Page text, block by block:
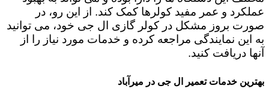
عملکرد و عمر مفید کولرها کمک کند. از این رو، در
صورت بروز مشکل در کولر گازی ال جی خود، می توانید
به این نمایندگی مراجعه کرده و خدمات مورد نیاز را از
آنها دریافت کنید.
بهترین خدمات تعمیر ال جی در میرآباد